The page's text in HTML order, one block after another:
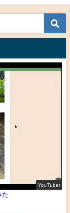
YouTuber
た